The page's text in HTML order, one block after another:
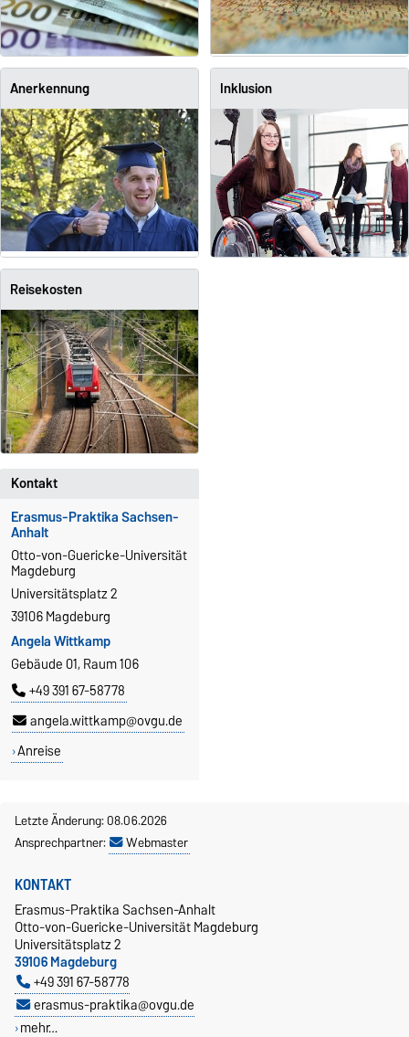
Anerkennung Inklusion
Reisekosten
Kontakt
Erasmus-Praktika Sachsen-
Anhalt
Otto-von-Guericke-Universität
Magdeburg
Universitätsplatz 2
39106 Magdeburg
Angela Wittkamp
Gebäude 01, Raum 106
+49 391 67-58778
angela.wittkamp@ovgu.de
Anreise
Letzte Änderung: 08.06.2026
Ansprechpartner:
Webmaster
KONTAKT
Erasmus-Praktika Sachsen-Anhalt
Otto-von-Guericke-Universität Magdeburg
Universitätsplatz 2
39106 Magdeburg
+49 391 67-58778
erasmus-praktika@ovgu.de
mehr…